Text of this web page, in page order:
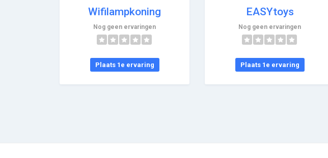
Wifilampkoning
Nog geen ervaringen
Plaats 1e ervaring
EASYtoys
Nog geen ervaringen
Plaats 1e ervaring